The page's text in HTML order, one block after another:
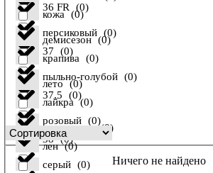
36 FR (0)
37 (0)
37,5 (0)
38 (0)
персиковый (0)
пыльно-голубой (0)
розовый (0)
серый (0)
кожа (0)
крапива (0)
лайкра (0)
лен (0)
демисезон (0)
лето (0)
осень-зима (0)
Ничего не найдено